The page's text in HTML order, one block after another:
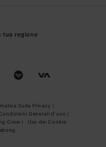
tua regione
Sulla Privacy |
Condizioni Generali d’uso |
Crew |
Uso dei Cookie